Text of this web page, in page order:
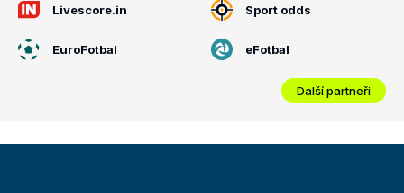
Livescore.in Sport odds
EuroFotbal eFotbal
Další partneři